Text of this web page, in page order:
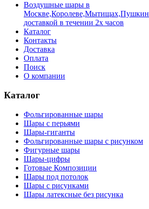
Воздушные шары в
доставкой в течении 2х часов
Каталог
Контакты
Доставка
Оплата
Поиск
О компании
Каталог
Фольгированные шары
Шары с перьями
Шары-гиганты
Фольгированные шары с рисунком
Фигурные шары
Шары-цифры
Готовые Композиции
Шары под потолок
Шары с рисунками
Шары латексные без рисунка